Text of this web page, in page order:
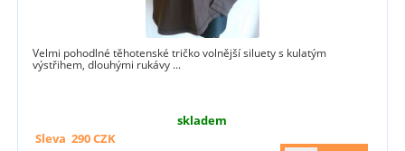
Velmi pohodlné těhotenské tričko volnější siluety s kulatým
výstřihem, dlouhými rukávy ...
skladem
Sleva 290CZK